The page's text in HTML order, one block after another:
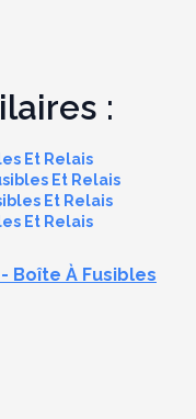
:
Et Relais
Et Relais
Et Relais
Et Relais
Boîte À Fusibles